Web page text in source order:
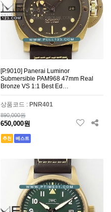
[P.9010] Panerai Luminor
Submersible PAM968 47mm Real
Bronze VS 1:1 Best Ed…
상품코드 : PNR401
890,000원
650,000원
추천 베스트